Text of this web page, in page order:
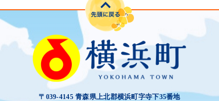
〒039-4145 青森県上北郡横浜町字寺下35番地